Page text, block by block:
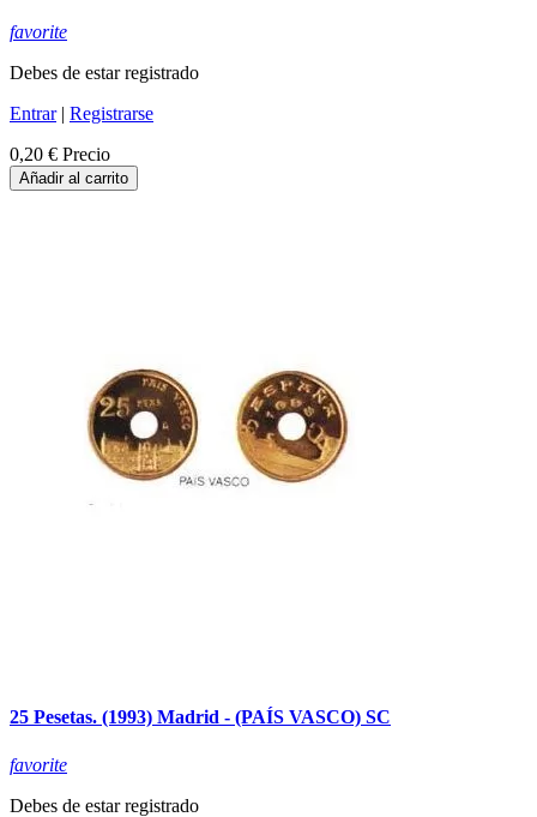
favorite
Debes de estar registrado
Entrar| Registrarse
0,20 € Precio
Añadir al carrito
25 Pesetas. (1993) Madrid - (PAÍS VASCO) SC
favorite
Debes de estar registrado